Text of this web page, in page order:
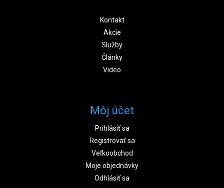
Kontakt
Akcie
Služby
Články
Video
Môj účet
Prihlásiť sa
Registrovať sa
Veľkoobchod
Moje objednávky
Odhlásiť sa